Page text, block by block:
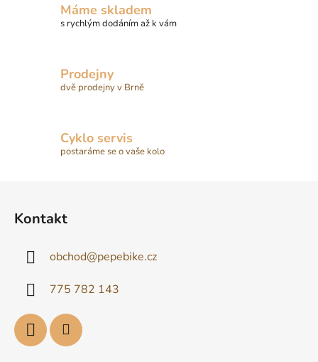
Máme skladem
s rychlým dodáním až k vám
Prodejny
dvě prodejny v Brně
Cyklo servis
postaráme se o vaše kolo
Kontakt
obchod@pepebike.cz
775 782 143